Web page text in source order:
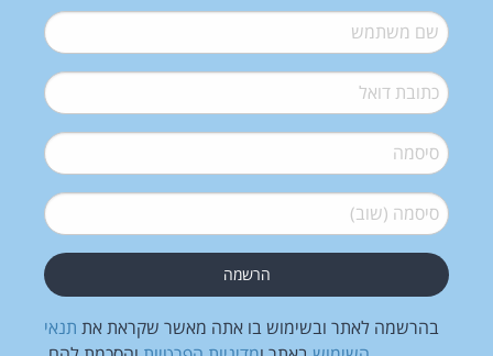
שם משתמש*
דואל*
סיסמה*
סיסמה (שוב)*
בהרשמה לאתר ובשימוש בו אתה מאשר שקראת את תנאי